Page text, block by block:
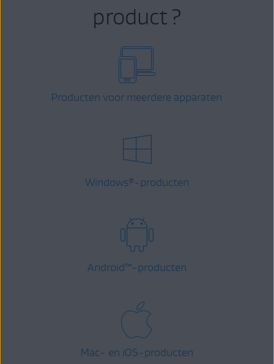
product ?
Producten voor meerdere apparaten
Windows® -producten
Android™-producten
Mac- en iOS-producten